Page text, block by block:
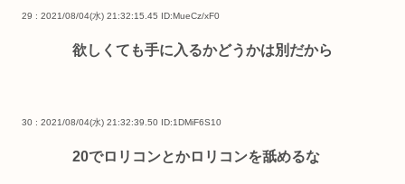
29 : 2021/08/04(水) 21:32:15.45 ID:MueCz/xF0
欲しくても手に入るかどうかは別だから
30 : 2021/08/04(水) 21:32:39.50 ID:1DMiF6S10
20でロリコンとかロリコンを舐めるな